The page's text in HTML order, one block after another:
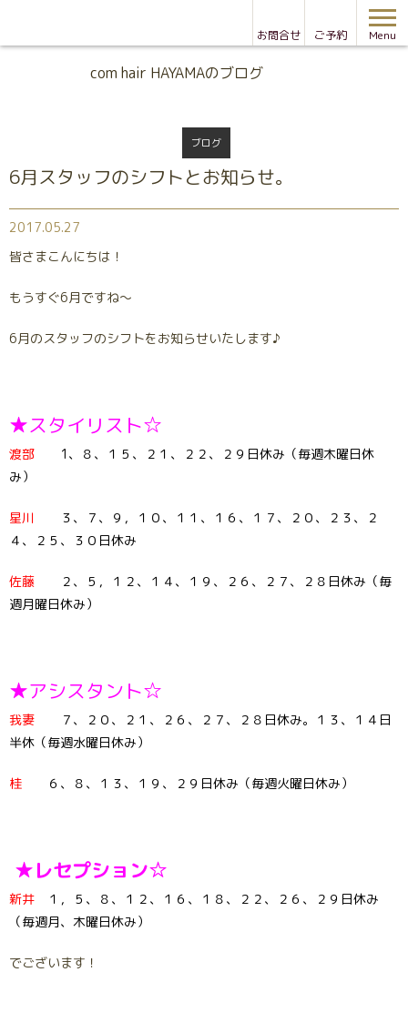
お問合せ ご予約 Menu
com hair HAYAMAのブログ
ブログ
6月スタッフのシフトとお知らせ。
2017.05.27
皆さまこんにちは！
もうすぐ6月ですね～
6月のスタッフのシフトをお知らせいたします♪
★スタイリスト☆
渡部
1、８、１５、２１、２２、２９日休み（毎週木曜日休
み）
星川
３、７、９，１０、１１、１６、１７、２０、２３、２
４、２５、３０日休み
佐藤
２、５，１２、１４、１９、２６、２７、２８日休み（毎
週月曜日休み）
★アシスタント☆
我妻
７、２０、２１、２６、２７、２８日休み。１３、１４日
半休（毎週水曜日休み）
桂 ６、８、１３、１９、２９日休み（毎週火曜日休み）
★レセプション☆
新井
１，５、８、１２、１６、１８、２２、２６、２９日休み
（毎週月、木曜日休み）
でございます！